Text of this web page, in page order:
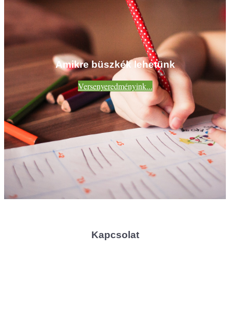
Amikre büszkék lehetünk
Versenyeredményink...
Kapcsolat